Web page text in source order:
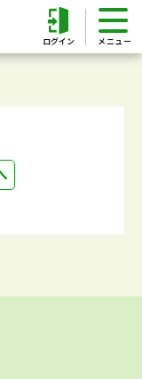
ログイン